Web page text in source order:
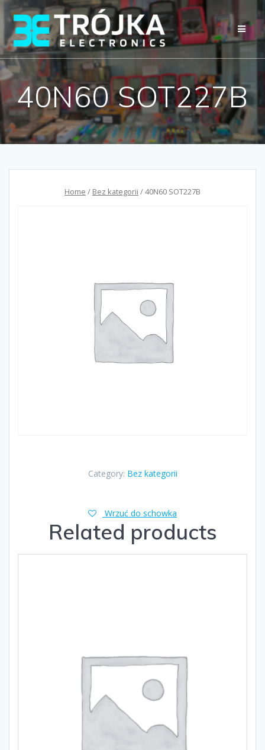
Przejdź
do
treści
40N60 SOT227B
Home / Bez kategorii / 40N60 SOT227B
Category: Bez kategorii
Wrzuć do schowka
Related products